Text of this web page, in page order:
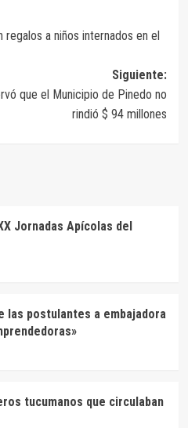
a niños internados en el
Siguiente:
que el Municipio de Pinedo no
rindió $ 94 millones
Jornadas Apícolas del
las postulantes a embajadora
tucumanos que circulaban